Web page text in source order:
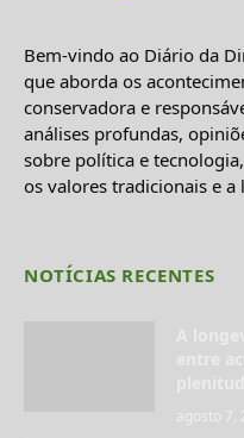
Bem-vindo ao Diário da
que aborda os
conservadora e
análises profundas,
sobre política e
os valores tradicionais e
NOTÍCIAS RECENTES
agosto 7,